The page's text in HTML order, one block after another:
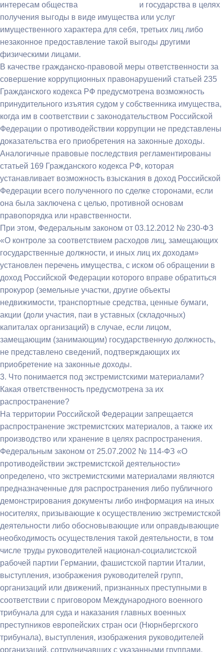
интересам общества и государства в целях
получения выгоды в виде имущества или услуг
имущественного характера для себя, третьих лиц либо
незаконное предоставление такой выгоды другими
физическими лицами.
В качестве гражданско-правовой меры ответственности за
совершение коррупционных правонарушений статьей 235
Гражданского кодекса РФ предусмотрена возможность
принудительного изъятия судом у собственника имущества,
когда им в соответствии с законодательством Российской
Федерации о противодействии коррупции не представлены
доказательства его приобретения на законные доходы.
Аналогичные правовые последствия регламентированы
статьей 169 Гражданского кодекса РФ, которая
устанавливает возможность взыскания в доход Российской
Федерации всего полученного по сделке сторонами, если
она была заключена с целью, противной основам
правопорядка или нравственности.
При этом, Федеральным законом от 03.12.2012 № 230-ФЗ
«О контроле за соответствием расходов лиц, замещающих
государственные должности, и иных лиц их доходам»
установлен перечень имущества, с иском об обращении в
доход Российской Федерации которого вправе обратиться
прокурор (земельные участки, другие объекты
недвижимости, транспортные средства, ценные бумаги,
акции (доли участия, паи в уставных (складочных)
капиталах организаций) в случае, если лицом,
замещающим (занимающим) государственную должность,
не представлено сведений, подтверждающих их
приобретение на законные доходы.
3. Что понимается под экстремистскими материалами?
Какая ответственность предусмотрена за их
распространение?
На территории Российской Федерации запрещается
распространение экстремистских материалов, а также их
производство или хранение в целях распространения.
Федеральным законом от 25.07.2002 № 114-ФЗ «О
противодействии экстремистской деятельности»
определено, что экстремистскими материалами являются
предназначенные для распространения либо публичного
демонстрирования документы либо информация на иных
носителях, призывающие к осуществлению экстремистской
деятельности либо обосновывающие или оправдывающие
необходимость осуществления такой деятельности, в том
числе труды руководителей национал-социалистской
рабочей партии Германии, фашистской партии Италии,
выступления, изображения руководителей групп,
организаций или движений, признанных преступными в
соответствии с приговором Международного военного
трибунала для суда и наказания главных военных
преступников европейских стран оси (Нюрнбергского
трибунала), выступления, изображения руководителей
организаций, сотрудничавших с указанными группами,